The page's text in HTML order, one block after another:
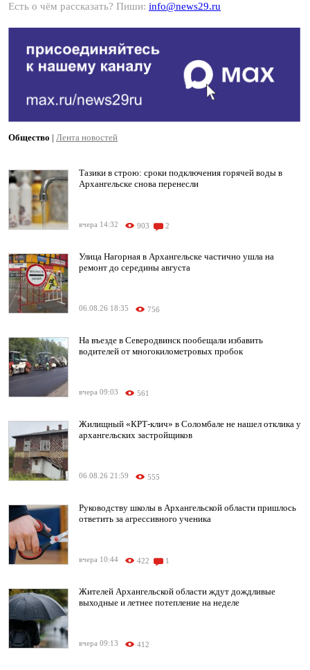
Есть о чём рассказать? Пиши: info@news29.ru
Общество | Лента новостей
Тазики в строю: сроки подключения горячей воды в
Архангельске снова перенесли
вчера 14:32 903 2
Улица Нагорная в Архангельске частично ушла на
ремонт до середины августа
06.08.26 18:35 756
На въезде в Северодвинск пообещали избавить
водителей от многокилометровых пробок
вчера 09:03 561
Жилищный «КРТ-клич» в Соломбале не нашел отклика у
архангельских застройщиков
06.08.26 21:59 555
Руководству школы в Архангельской области пришлось
ответить за агрессивного ученика
вчера 10:44 422 1
Жителей Архангельской области ждут дождливые
выходные и летнее потепление на неделе
вчера 09:13 412